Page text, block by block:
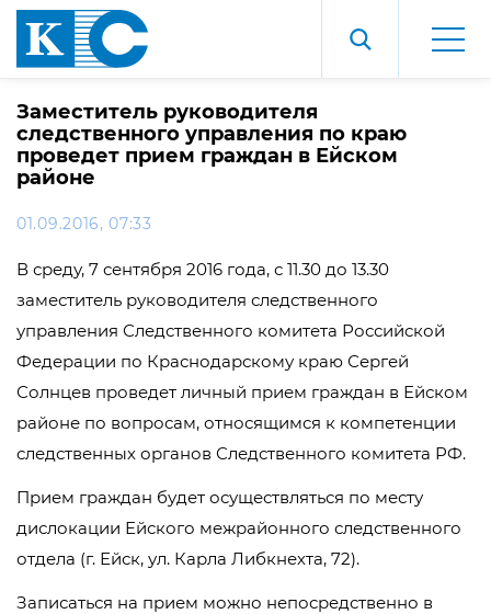
Заместитель руководителя
следственного управления по краю
проведет прием граждан в Ейском
районе
01.09.2016, 07:33
В среду, 7 сентября 2016 года, с 11.30 до 13.30
заместитель руководителя следственного
управления Следственного комитета Российской
Федерации по Краснодарскому краю Сергей
Солнцев проведет личный прием граждан в Ейском
районе по вопросам, относящимся к компетенции
следственных органов Следственного комитета РФ.
Прием граждан будет осуществляться по месту
дислокации Ейского межрайонного следственного
отдела (г. Ейск, ул. Карла Либкнехта, 72).
Записаться на прием можно непосредственно в